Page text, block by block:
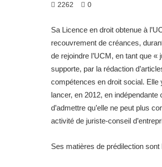
2262 0
Sa Licence en droit obtenue à
recouvrement de créances,
de rejoindre l’UCM, en tant que
supporte, par la rédaction
compétences en droit social.
lancer, en 2012, en
d’admettre qu’elle ne peut plus
activité de juriste-conseil
Ses matières de prédilection